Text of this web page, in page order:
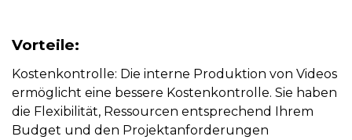
Vorteile:
Kostenkontrolle: Die interne Produktion von Videos
ermöglicht eine bessere Kostenkontrolle. Sie haben
die Flexibilität, Ressourcen entsprechend Ihrem
Budget und den Projektanforderungen